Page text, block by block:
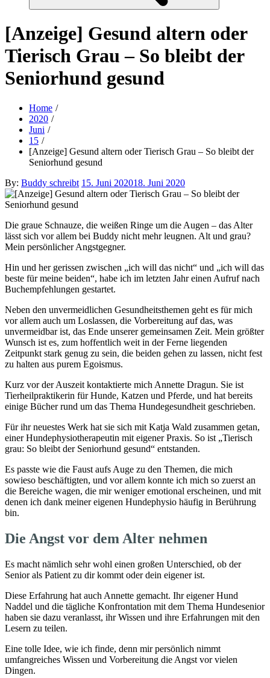
[Anzeige] Gesund altern oder
Tierisch Grau – So bleibt der
Seniorhund gesund
Home
2020
Juni
15
[Anzeige] Gesund altern oder Tierisch Grau – So bleibt der
Seniorhund gesund
By: Buddy schreibtPosted
on
15. Juni 202018. Juni 2020
Die graue Schnauze, die weißen Ringe um die Augen – das Alter
lässt sich vor allem bei Buddy nicht mehr leugnen. Alt und grau?
Mein persönlicher Angstgegner.
Hin und her gerissen zwischen „ich will das nicht“ und „ich will das
beste für meine beiden“, habe ich im letzten Jahr einen Aufruf nach
Buchempfehlungen gestartet.
Neben den unvermeidlichen Gesundheitsthemen geht es für mich
vor allem auch um Loslassen, die Vorbereitung auf das, was
unvermeidbar ist, das Ende unserer gemeinsamen Zeit. Mein größter
Wunsch ist es, zum hoffentlich weit in der Ferne liegenden
Zeitpunkt stark genug zu sein, die beiden gehen zu lassen, nicht fest
zu halten aus purem Egoismus.
Kurz vor der Auszeit kontaktierte mich Annette Dragun. Sie ist
Tierheilpraktikerin für Hunde, Katzen und Pferde, und hat bereits
einige Bücher rund um das Thema Hundegesundheit geschrieben.
Für ihr neuestes Werk hat sie sich mit Katja Wald zusammen getan,
einer Hundephysiotherapeutin mit eigener Praxis. So ist „Tierisch
grau: So bleibt der Seniorhund gesund“ entstanden.
Es passte wie die Faust aufs Auge zu den Themen, die mich
sowieso beschäftigten, und vor allem konnte ich mich so zuerst an
die Bereiche wagen, die mir weniger emotional erscheinen, und mit
denen ich dank meiner eigenen Hundephysio häufig in Berührung
bin.
Die Angst vor dem Alter nehmen
Es macht nämlich sehr wohl einen großen Unterschied, ob der
Senior als Patient zu dir kommt oder dein eigener ist.
Diese Erfahrung hat auch Annette gemacht. Ihr eigener Hund
Naddel und die tägliche Konfrontation mit dem Thema Hundesenior
haben sie dazu veranlasst, ihr Wissen und ihre Erfahrungen mit den
Lesern zu teilen.
Eine tolle Idee, wie ich finde, denn mir persönlich nimmt
umfangreiches Wissen und Vorbereitung die Angst vor vielen
Dingen.